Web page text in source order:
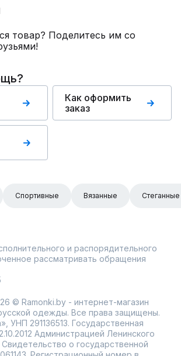
товар? Поделитесь им со
Как оформить
заказ
Спортивные Вязанные Стеганные
и распорядительного
рассматривать обращения
© Ramonki.by - интернет-магазин
одежды. Все права защищены.
УНП 291136513. Государственная
Администрацией Ленинского
Свидетельство о государственной